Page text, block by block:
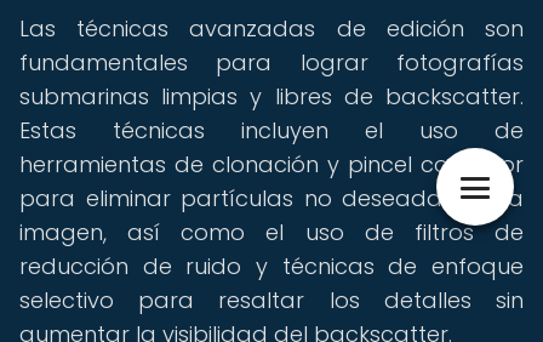
Las técnicas avanzadas de edición son
fundamentales para lograr fotografías
submarinas limpias y libres de backscatter.
Estas técnicas incluyen el uso de
herramientas de clonación y pincel corrector
para eliminar partículas no deseadas de la
imagen, así como el uso de filtros de
reducción de ruido y técnicas de enfoque
selectivo para resaltar los detalles sin
aumentar la visibilidad del backscatter.